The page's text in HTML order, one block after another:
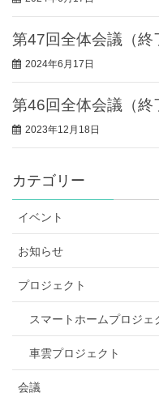
第47回全体会議（終
2024年6月17日
第46回全体会議（終
2023年12月18日
カテゴリー
イベント
お知らせ
プロジェクト
スマートホームプロジェ
車雲プロジェクト
会議